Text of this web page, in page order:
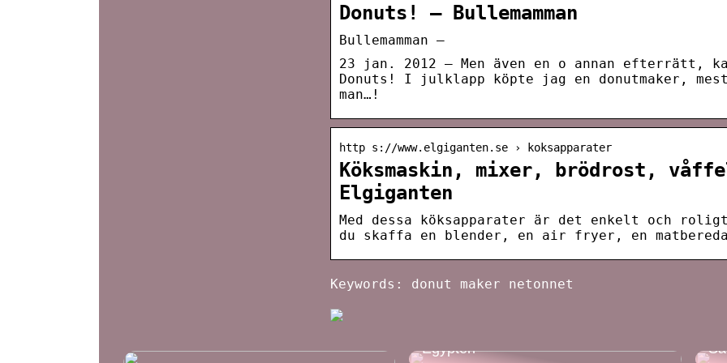
Donuts! – Bullemamman
Bullemamman –
23 jan. 2012 — Men även en o annan efterrätt,
Donuts! I julklapp köpte jag en donutmaker,
man…!
http s://www.elgiganten.se › koksapparater
Köksmaskin, mixer, brödrost,
Elgiganten
Med dessa köksapparater är det enkelt och
du skaffa en blender, en air fryer, en
Keywords: donut maker netonnet
Egypten